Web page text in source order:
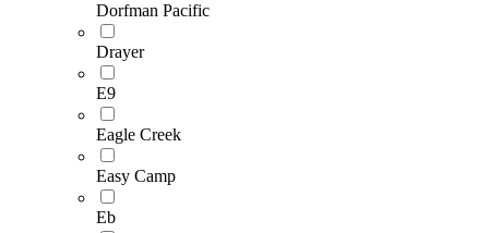
Dorfman Pacific
Drayer
E9
Eagle Creek
Easy Camp
Eb